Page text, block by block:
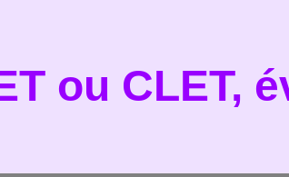
ou CLET,